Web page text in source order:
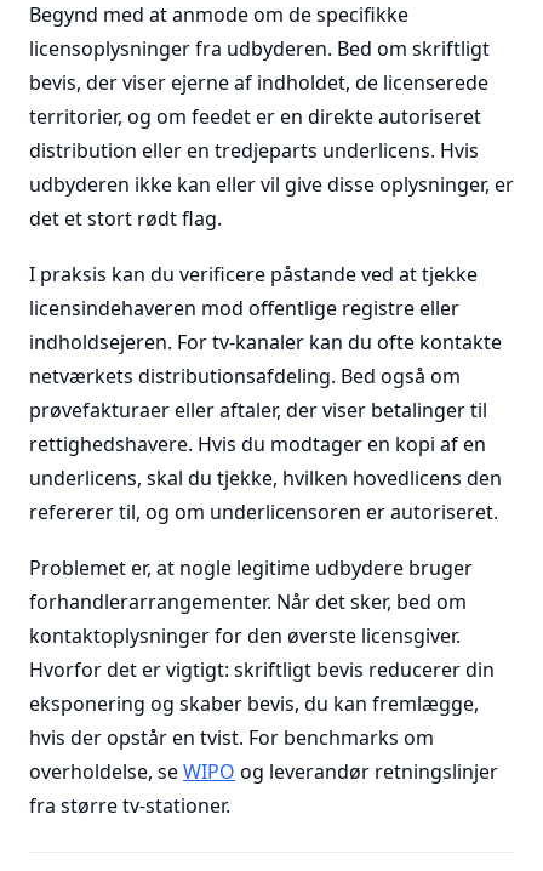
Begynd med at anmode om de specifikke
licensoplysninger fra udbyderen. Bed om skriftligt
bevis, der viser ejerne af indholdet, de licenserede
territorier, og om feedet er en direkte autoriseret
distribution eller en tredjeparts underlicens. Hvis
udbyderen ikke kan eller vil give disse oplysninger, er
det et stort rødt flag.
I praksis kan du verificere påstande ved at tjekke
licensindehaveren mod offentlige registre eller
indholdsejeren. For tv-kanaler kan du ofte kontakte
netværkets distributionsafdeling. Bed også om
prøvefakturaer eller aftaler, der viser betalinger til
rettighedshavere. Hvis du modtager en kopi af en
underlicens, skal du tjekke, hvilken hovedlicens den
refererer til, og om underlicensoren er autoriseret.
Problemet er, at nogle legitime udbydere bruger
forhandlerarrangementer. Når det sker, bed om
kontaktoplysninger for den øverste licensgiver.
Hvorfor det er vigtigt: skriftligt bevis reducerer din
eksponering og skaber bevis, du kan fremlægge,
hvis der opstår en tvist. For benchmarks om
overholdelse, seWIPO og leverandør retningslinjer
fra større tv-stationer.